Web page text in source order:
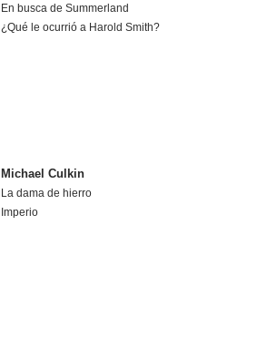
En busca de Summerland
¿Qué le ocurrió a Harold Smith?
Michael Culkin
La dama de hierro
Imperio